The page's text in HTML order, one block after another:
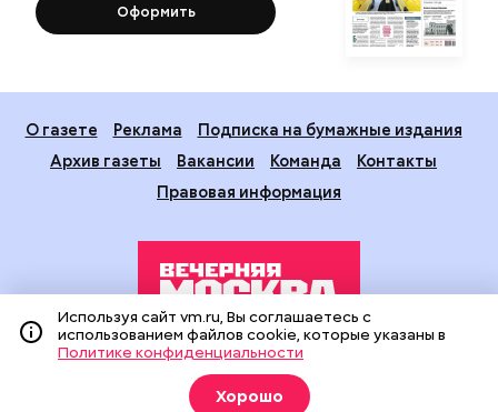
Оформить
О газете Реклама
Подписка на бумажные издания
Архив газеты
Вакансии Команда
Контакты
Правовая информация
Издание создано при финансовой поддержке Департамента
средств массовой информации и рекламы города Москвы.
На сайте применяются рекомендательные технологии
Используя сайт vm.ru, Вы соглашаетесь с
использованием файлов cookie, которые указаны в
Политике конфиденциальности
Хорошо